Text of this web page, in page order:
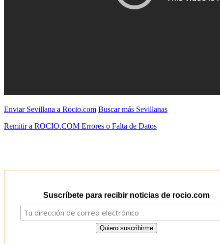
Enviar Sevillana a Rocio.com Buscar más Sevillanas
Remitir a ROCIO.COM Errores o Falta de Datos
Suscríbete para recibir noticias de rocio.com